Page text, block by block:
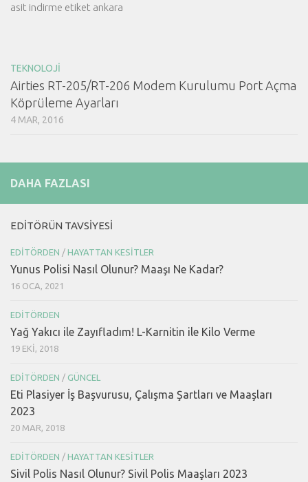
asit indirme etiket ankara
TEKNOLOJI
Airties RT-205/RT-206 Modem Kurulumu Port Açma
Köprüleme Ayarları
4 MAR, 2016
DAHA FAZLASI
EDITÖRÜN TAVSIYESI
EDITÖRDEN / HAYATTAN KESITLER
Yunus Polisi Nasıl Olunur? Maaşı Ne Kadar?
16 OCA, 2021
EDITÖRDEN
Yağ Yakıcı ile Zayıfladım! L-Karnitin ile Kilo Verme
19 EKI, 2018
EDITÖRDEN / GÜNCEL
Eti Plasiyer İş Başvurusu, Çalışma Şartları ve Maaşları
2023
20 MAR, 2018
EDITÖRDEN / HAYATTAN KESITLER
Sivil Polis Nasıl Olunur? Sivil Polis Maaşları 2023